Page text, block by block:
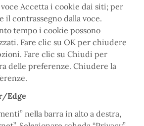
Accetta i cookie dai siti; per
il contrassegno dalla voce.
tempo i cookie possono
Fare clic su OK per chiudere
Fare clic su Chiudi per
delle preferenze. Chiudere la
Edge
nella barra in alto a destra,